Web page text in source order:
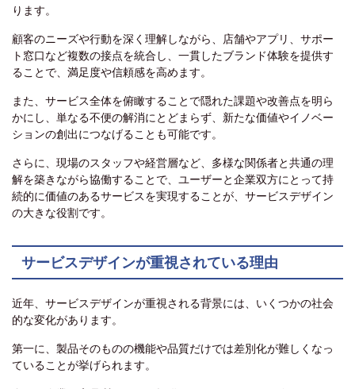
ります。
顧客のニーズや行動を深く理解しながら、店舗やアプリ、サポー
ト窓口など複数の接点を統合し、一貫したブランド体験を提供す
ることで、満足度や信頼感を高めます。
また、サービス全体を俯瞰することで隠れた課題や改善点を明ら
かにし、単なる不便の解消にとどまらず、新たな価値やイノベー
ションの創出につなげることも可能です。
さらに、現場のスタッフや経営層など、多様な関係者と共通の理
解を築きながら協働することで、ユーザーと企業双方にとって持
続的に価値のあるサービスを実現することが、サービスデザイン
の大きな役割です。
サービスデザインが重視されている理由
近年、サービスデザインが重視される背景には、いくつかの社会
的な変化があります。
第一に、製品そのものの機能や品質だけでは差別化が難しくなっ
ていることが挙げられます。